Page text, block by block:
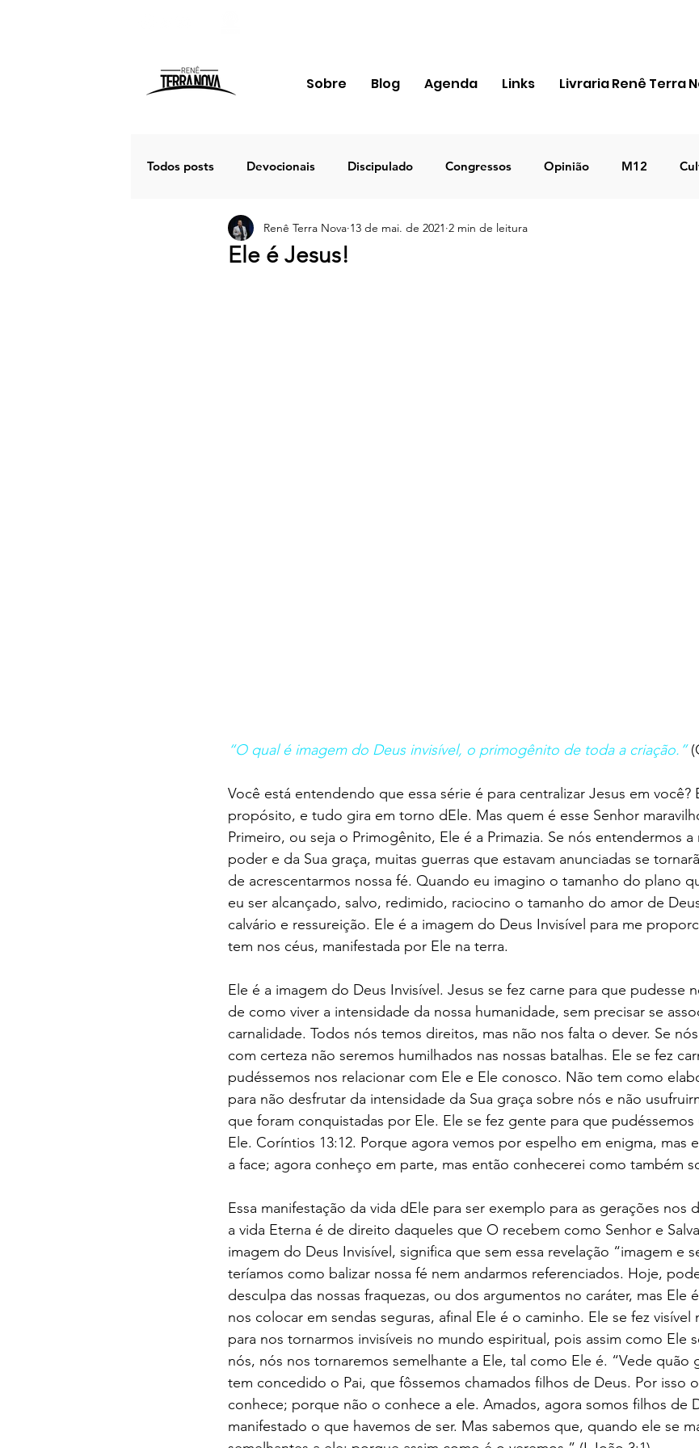
Sobre Blog Agenda Links Livraria Renê Terra
Todos posts Devocionais Discipulado Congressos Opinião M12
Estudos Palavra Apostólica Igreja
Ele é Jesus!
Renê Terra Nova 13 de mai. de 2021 2 min de leitura
“O qual é imagem do Deus invisível, o primogênito de toda a criação.”
Você está entendendo que essa série é para centralizar Jesus em
propósito, e tudo gira em torno dEle. Mas quem é esse Senhor
Primeiro, ou seja o Primogênito, Ele é a Primazia. Se nós entendermos a
poder e da Sua graça, muitas guerras que estavam anunciadas se
de acrescentarmos nossa fé. Quando eu imagino o tamanho do plano
eu ser alcançado, salvo, redimido, raciocino o tamanho do amor de
calvário e ressureição. Ele é a imagem do Deus Invisível para me
tem nos céus, manifestada por Ele na terra.
Ele é a imagem do Deus Invisível. Jesus se fez carne para que pudesse
de como viver a intensidade da nossa humanidade, sem precisar se
carnalidade. Todos nós temos direitos, mas não nos falta o dever. Se
com certeza não seremos humilhados nas nossas batalhas. Ele se fez
pudéssemos nos relacionar com Ele e Ele conosco. Não tem como
para não desfrutar da intensidade da Sua graça sobre nós e não
que foram conquistadas por Ele. Ele se fez gente para que pudéssemos
Ele. Coríntios 13:12. Porque agora vemos por espelho em enigma, mas
a face; agora conheço em parte, mas então conhecerei como também
Essa manifestação da vida dEle para ser exemplo para as gerações nos
a vida Eterna é de direito daqueles que O recebem como Senhor e
imagem do Deus Invisível, significa que sem essa revelação “imagem e
teríamos como balizar nossa fé nem andarmos referenciados. Hoje,
desculpa das nossas fraquezas, ou dos argumentos no caráter, mas Ele
nos colocar em sendas seguras, afinal Ele é o caminho. Ele se fez
para nos tornarmos invisíveis no mundo espiritual, pois assim como Ele
nós, nós nos tornaremos semelhante a Ele, tal como Ele é. “Vede quão
tem concedido o Pai, que fôssemos chamados filhos de Deus. Por isso
conhece; porque não o conhece a ele. Amados, agora somos filhos de
manifestado o que havemos de ser. Mas sabemos que, quando ele se